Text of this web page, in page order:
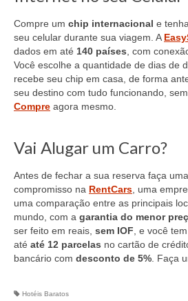
Compre um chip internacional e
seu celular durante sua viagem. A
dados em até 140 países , com
Você escolhe a quantidade de dias de
recebe seu chip em casa, de forma
seu destino com tudo funcionando,
Compre agora mesmo.
Vai Alugar um Carro?
Antes de fechar a sua reserva faça
compromisso na RentCars , uma
uma comparação entre as principais
mundo, com a garantia do menor
ser feito em reais, sem IOF , e você
até até 12 parcelas no cartão de
bancário com desconto de 5% . Faça
Hotéis Baratos